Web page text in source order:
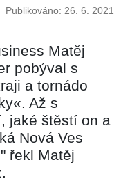
Publikováno: 26. 6. 2021
Matěj
pobýval s
a tornádo
Až s
jaké štěstí on a
Nová Ves
řekl Matěj